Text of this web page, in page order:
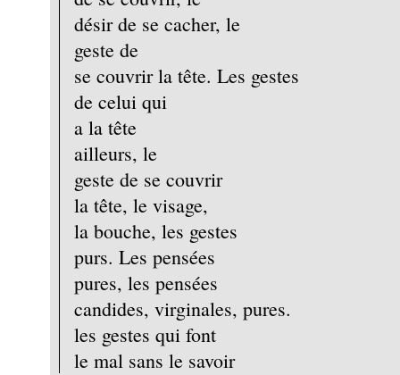
désir de se cacher, le
geste de
se couvrir la tête. Les gestes
de celui qui
a la tête
ailleurs, le
geste de se couvrir
la tête, le visage,
la bouche, les gestes
purs. Les pensées
pures, les pensées
candides, virginales, pures.
les gestes qui font
le mal sans le savoir